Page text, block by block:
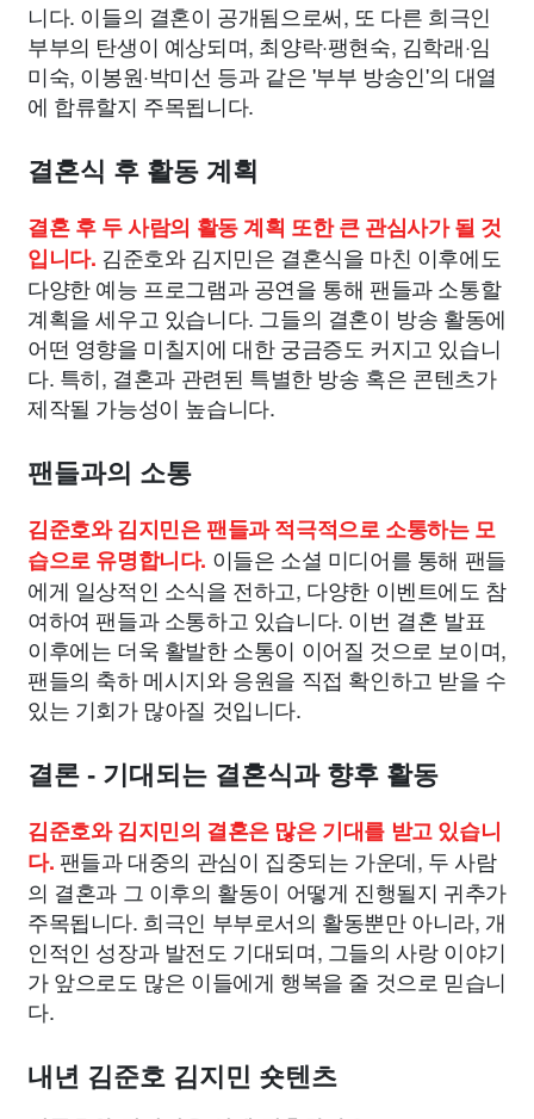
니다. 이들의 결혼이 공개됨으로써, 또 다른 희극인
부부의 탄생이 예상되며, 최양락·팽현숙, 김학래·임
미숙, 이봉원·박미선 등과 같은 '부부 방송인'의 대열
에 합류할지 주목됩니다.
결혼식 후 활동 계획
결혼 후 두 사람의 활동 계획 또한 큰 관심사가 될 것
입니다. 김준호와 김지민은 결혼식을 마친 이후에도
다양한 예능 프로그램과 공연을 통해 팬들과 소통할
계획을 세우고 있습니다. 그들의 결혼이 방송 활동에
어떤 영향을 미칠지에 대한 궁금증도 커지고 있습니
다. 특히, 결혼과 관련된 특별한 방송 혹은 콘텐츠가
제작될 가능성이 높습니다.
팬들과의 소통
김준호와 김지민은 팬들과 적극적으로 소통하는 모
습으로 유명합니다. 이들은 소셜 미디어를 통해 팬들
에게 일상적인 소식을 전하고, 다양한 이벤트에도 참
여하여 팬들과 소통하고 있습니다. 이번 결혼 발표
이후에는 더욱 활발한 소통이 이어질 것으로 보이며,
팬들의 축하 메시지와 응원을 직접 확인하고 받을 수
있는 기회가 많아질 것입니다.
결론 - 기대되는 결혼식과 향후 활동
김준호와 김지민의 결혼은 많은 기대를 받고 있습니
다. 팬들과 대중의 관심이 집중되는 가운데, 두 사람
의 결혼과 그 이후의 활동이 어떻게 진행될지 귀추가
주목됩니다. 희극인 부부로서의 활동뿐만 아니라, 개
인적인 성장과 발전도 기대되며, 그들의 사랑 이야기
가 앞으로도 많은 이들에게 행복을 줄 것으로 믿습니
다.
내년 김준호 김지민 숏텐츠